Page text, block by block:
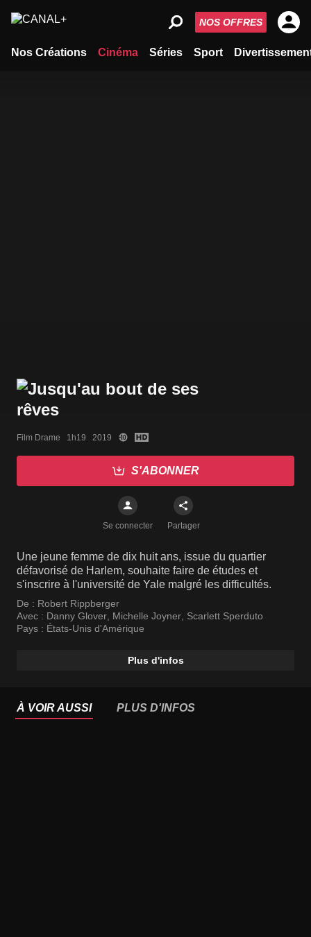
Nos Créations Cinéma Séries Sport
NOS OFFRES
Film Drame   1h19   2019
S'ABONNER
Se connecter Partager
Une jeune femme de dix huit ans, issue du quartier
défavorisé de Harlem, souhaite faire de études et
s'inscrire à l'université de Yale malgré les difficultés.
De : Robert Rippberger
Avec : Danny Glover, Michelle Joyner, Scarlett Sperduto
Pays : États-Unis d'Amérique
Plus d'infos
À VOIR AUSSI PLUS D'INFOS